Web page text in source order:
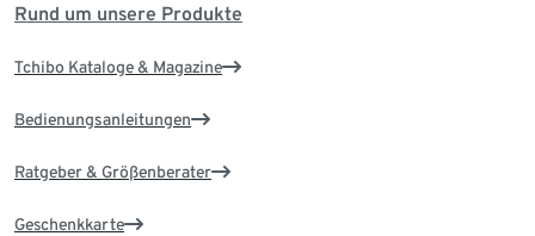
Rund um unsere Produkte
Tchibo Kataloge & Magazine
Bedienungsanleitungen
Ratgeber & Größenberater
Geschenkkarte